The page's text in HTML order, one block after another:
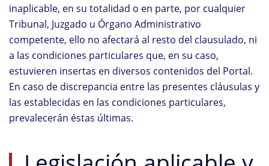
inaplicable, en su totalidad o en parte, por cualquier
Tribunal, Juzgado u Órgano Administrativo
competente, ello no afectará al resto del clausulado, ni
a las condiciones particulares que, en su caso,
estuvieren insertas en diversos contenidos del Portal.
En caso de discrepancia entre las presentes cláusulas y
las establecidas en las condiciones particulares,
prevalecerán éstas últimas.